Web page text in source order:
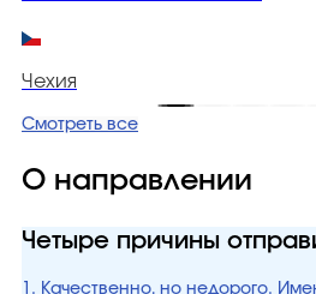
Чехия
Смотреть все
О направлении
Четыре причины
1. Качественно, но недорого.